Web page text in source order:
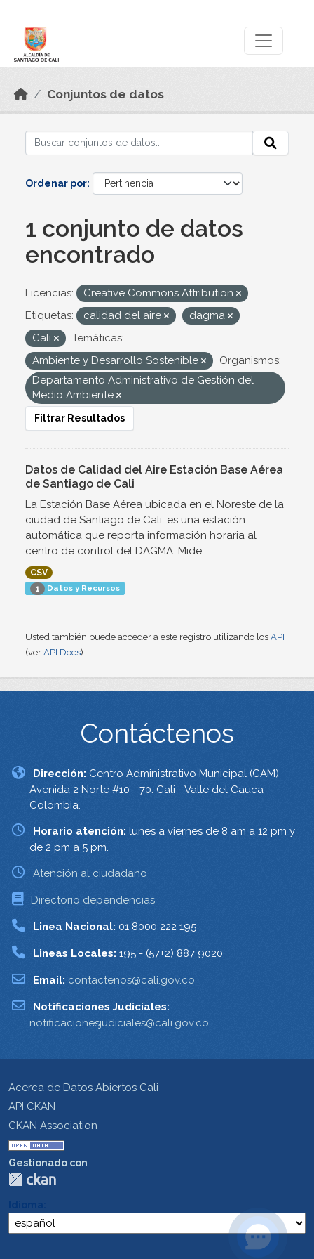
Conjuntos de datos
Ordenar por
1 conjunto de datos
encontrado
Licencias:
Creative Commons Attribution
Etiquetas:
calidad del aire
dagma
Cali
Temáticas:
Ambiente y Desarrollo Sostenible
Organismos:
Departamento Administrativo de Gestión del
Medio Ambiente
Filtrar Resultados
Datos de Calidad del Aire Estación Base Aérea
de Santiago de Cali
La Estación Base Aérea ubicada en el Noreste de la
ciudad de Santiago de Cali, es una estación
automática que reporta información horaria al
centro de control del DAGMA. Mide...
CSV
1 Datos y Recursos
Usted también puede acceder a este registro utilizando los API
(ver API Docs).
Contáctenos
Dirección: Centro Administrativo Municipal (CAM)
Avenida 2 Norte #10 - 70. Cali - Valle del Cauca -
Colombia.
Horario atención: lunes a viernes de 8 am a 12 pm y
de 2 pm a 5 pm.
Atención al ciudadano
Directorio dependencias
Linea Nacional: 01 8000 222 195
Lineas Locales: 195 - (57+2) 887 9020
Email: contactenos@cali.gov.co
Notificaciones Judiciales:
notificacionesjudiciales@cali.gov.co
Acerca de Datos Abiertos Cali
API CKAN
CKAN Association
Gestionado con